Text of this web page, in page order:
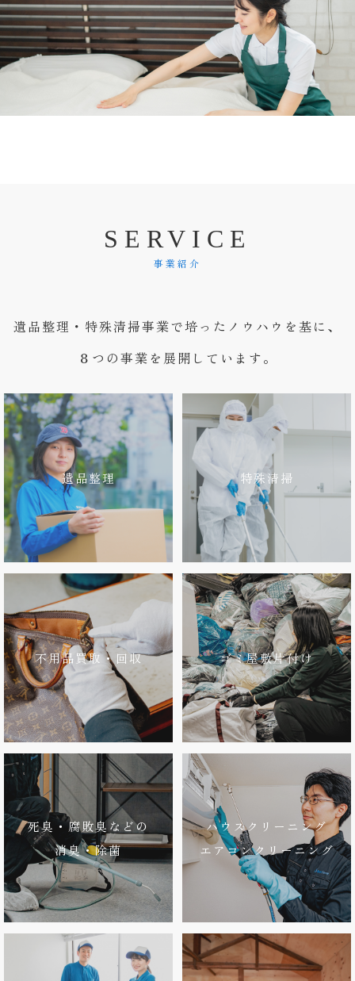
S E RV I C E
事業紹介
遺品整理・特殊清掃事業で培ったノウハウを基に、
８つの事業を展開しています。
遺品整理 特殊清掃
不用品買取・回収 ゴミ屋敷片付け
死臭・腐敗臭などの
消臭・除菌
ハウスクリーニング
エアコンクリーニング